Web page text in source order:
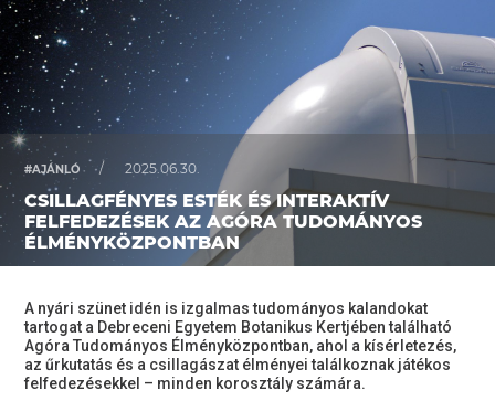
#AJÁNLÓ / 2025.06.30.
CSILLAGFÉNYES ESTÉK ÉS INTERAKTÍV
FELFEDEZÉSEK AZ AGÓRA TUDOMÁNYOS
ÉLMÉNYKÖZPONTBAN
A nyári szünet idén is izgalmas tudományos kalandokat
tartogat a Debreceni Egyetem Botanikus Kertjében található
Agóra Tudományos Élményközpontban, ahol a kísérletezés,
az űrkutatás és a csillagászat élményei találkoznak játékos
felfedezésekkel – minden korosztály számára.